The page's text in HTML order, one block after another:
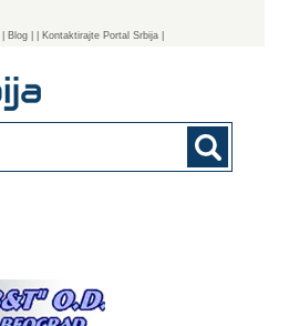
Blog | Kontaktirajte Portal Srbija |